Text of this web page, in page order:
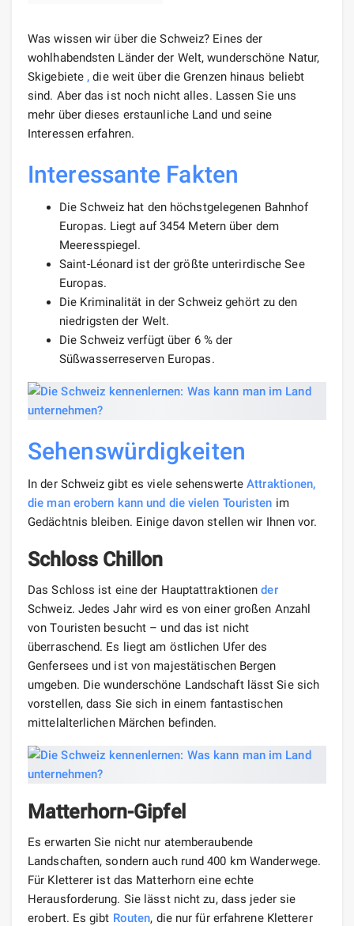
Was wissen wir über die Schweiz? Eines der
wohlhabendsten Länder der Welt, wunderschöne Natur,
Skigebiete , die weit über die Grenzen hinaus beliebt
sind. Aber das ist noch nicht alles. Lassen Sie uns
mehr über dieses erstaunliche Land und seine
Interessen erfahren.
Interessante Fakten
Die Schweiz hat den höchstgelegenen Bahnhof
Europas. Liegt auf 3454 Metern über dem
Meeresspiegel.
Saint-Léonard ist der größte unterirdische See
Europas.
Die Kriminalität in der Schweiz gehört zu den
niedrigsten der Welt.
Die Schweiz verfügt über 6 % der
Süßwasserreserven Europas.
Sehenswürdigkeiten
In der Schweiz gibt es viele sehenswerteAttraktionen,
die man erobern kann und die vielen Touristen im
Gedächtnis bleiben. Einige davon stellen wir Ihnen vor.
Schloss Chillon
Das Schloss ist eine der Hauptattraktionender
Schweiz. Jedes Jahr wird es von einer großen Anzahl
von Touristen besucht – und das ist nicht
überraschend. Es liegt am östlichen Ufer des
Genfersees und ist von majestätischen Bergen
umgeben. Die wunderschöne Landschaft lässt Sie sich
vorstellen, dass Sie sich in einem fantastischen
mittelalterlichen Märchen befinden.
Matterhorn-Gipfel
Es erwarten Sie nicht nur atemberaubende
Landschaften, sondern auch rund 400 km Wanderwege.
Für Kletterer ist das Matterhorn eine echte
Herausforderung. Sie lässt nicht zu, dass jeder sie
erobert. Es gibt Routen, die nur für erfahrene Kletterer